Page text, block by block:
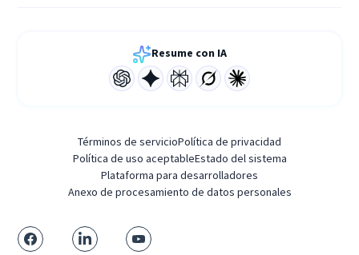
Resume con IA
Términos de servicioPolítica de privacidad
Política de uso aceptableEstado del sistema
Plataforma para desarrolladores
Anexo de procesamiento de datos personales